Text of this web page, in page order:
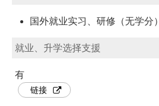
国外就业实习、研修（无学分）
就业、升学选择支援
有
链接